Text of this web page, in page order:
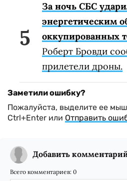
За ночь СБС
энергетическим
оккупированных
Роберт Бровди
прилетели дроны.
Заметили ошибку?
Пожалуйста, выделите ее
Ctrl+Enter или Отправить
Добавить
Всего комментариев: 0